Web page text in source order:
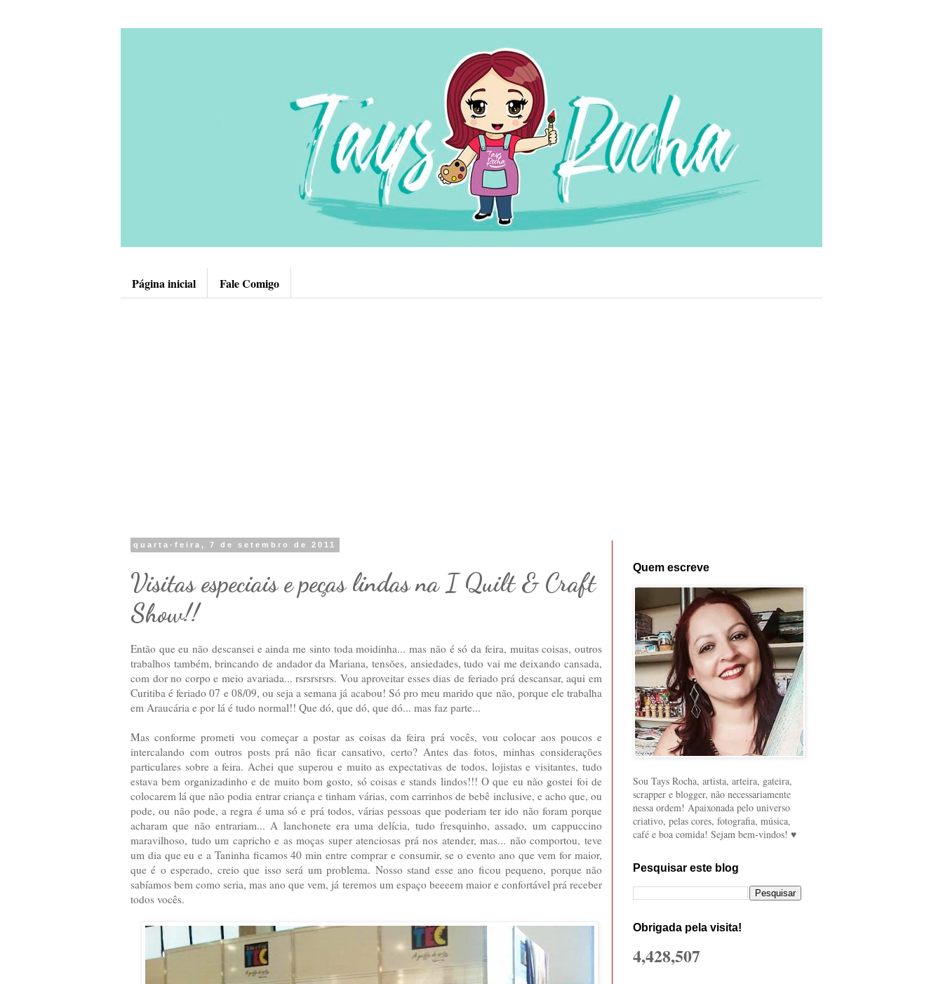
Página inicial Fale Comigo
quarta-feira, 7 de setembro de 2011
Visitas especiais e peças lindas na I Quilt & Craft
Show!!
Então que eu não descansei e ainda me sinto toda moidinha... mas não é só da feira, muitas coisas, outros
trabalhos também, brincando de andador da Mariana, tensões, ansiedades, tudo vai me deixando cansada,
com dor no corpo e meio avariada... rsrsrsrsrs. Vou aproveitar esses dias de feriado prá descansar, aqui em
Curitiba é feriado 07 e 08/09, ou seja a semana já acabou! Só pro meu marido que não, porque ele trabalha
em Araucária e por lá é tudo normal!! Que dó, que dó, que dó... mas faz parte...
Mas conforme prometi vou começar a postar as coisas da feira prá vocês, vou colocar aos poucos e
intercalando com outros posts prá não ficar cansativo, certo? Antes das fotos, minhas considerações
particulares sobre a feira. Achei que superou e muito as expectativas de todos, lojistas e visitantes, tudo
estava bem organizadinho e de muito bom gosto, só coisas e stands lindos!!! O que eu não gostei foi de
colocarem lá que não podia entrar criança e tinham várias, com carrinhos de bebê inclusive, e acho que, ou
pode, ou não pode, a regra é uma só e prá todos, várias pessoas que poderiam ter ido não foram porque
acharam que não entrariam... A lanchonete era uma delícia, tudo fresquinho, assado, um cappuccino
maravilhoso, tudo um capricho e as moças super atenciosas prá nos atender, mas... não comportou, teve
um dia que eu e a Taninha ficamos 40 min entre comprar e consumir, se o evento ano que vem for maior,
que é o esperado, creio que isso será um problema. Nosso stand esse ano ficou pequeno, porque não
sabíamos bem como seria, mas ano que vem, já teremos um espaço beeeem maior e confortável prá receber
todos vocês.
Quem escreve
Sou Tays Rocha, artista, arteira, gateira,
scrapper e blogger, não necessariamente
nessa ordem! Apaixonada pelo universo
criativo, pelas cores, fotografia, música,
café e boa comida! Sejam bem-vindos! ♥
Pesquisar este blog
Obrigada pela visita!
4,428,507